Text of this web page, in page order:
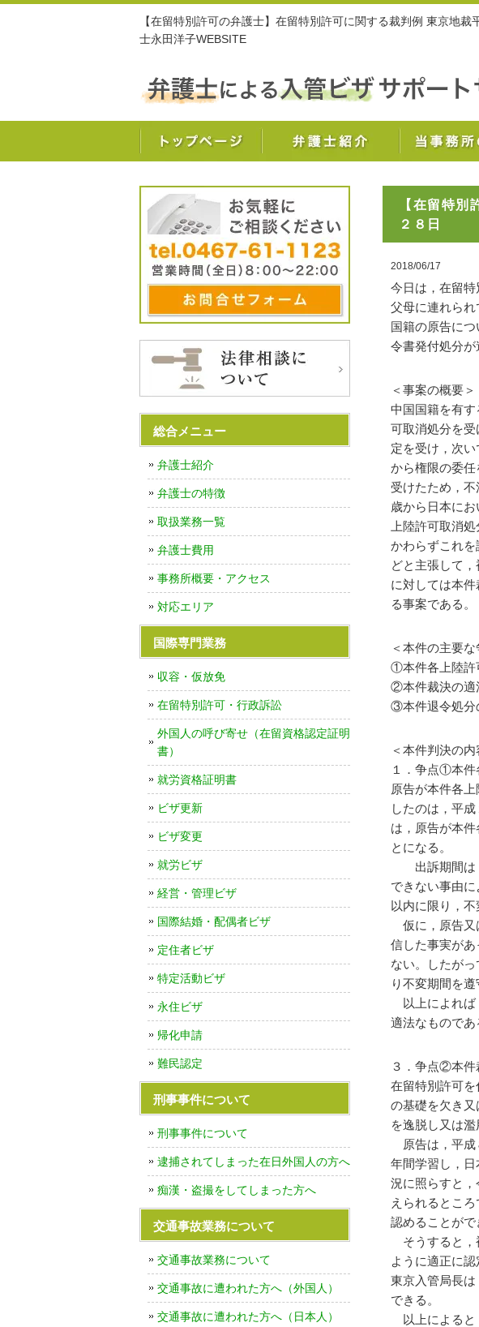
【在留特別許可の弁護士】在留特別許可に関する裁判例 東京地
士永田洋子WEBSITE
【在留特
２８日
2018/06/17
今日は，在留特
父母に連れら
国籍の原告に
令書発付処分が
＜事案の概要＞
中国国籍を有
可取消処分を
定を受け，次
から権限の委
受けたため，
歳から日本に
上陸許可取消
かわらずこれ
どと主張して
に対しては本
る事案である。
＜本件の主要な
①本件各上陸許
②本件裁決の適
③本件退令処分
＜本件判決の内
１．争点①本件
原告が本件各
したのは，平
は，原告が本
とになる。
出訴期間は，
できない事由
以内に限り，
仮に，原告又
信した事実が
ない。したが
り不変期間を
以上によれば
適法なものであ
３．争点②本件
在留特別許可
の基礎を欠き
を逸脱し又は
原告は，平成
年間学習し，
況に照らすと
えられるとこ
認めることがで
そうすると，
ように適正に
東京入管局長
できる。
以上によると
総合メニュー
弁護士紹介
弁護士の特徴
取扱業務一覧
弁護士費用
事務所概要・アクセス
対応エリア
国際専門業務
収容・仮放免
在留特別許可・行政訴訟
外国人の呼び寄せ（在留資格認定証明
書）
就労資格証明書
ビザ更新
ビザ変更
就労ビザ
経営・管理ビザ
国際結婚・配偶者ビザ
定住者ビザ
特定活動ビザ
永住ビザ
帰化申請
難民認定
刑事事件について
刑事事件について
逮捕されてしまった在日外国人の方へ
痴漢・盗撮をしてしまった方へ
交通事故業務について
交通事故業務について
交通事故に遭われた方へ（外国人）
交通事故に遭われた方へ（日本人）